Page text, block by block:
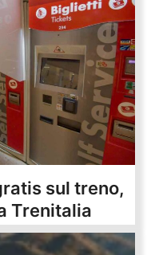
sul treno,
Trenitalia